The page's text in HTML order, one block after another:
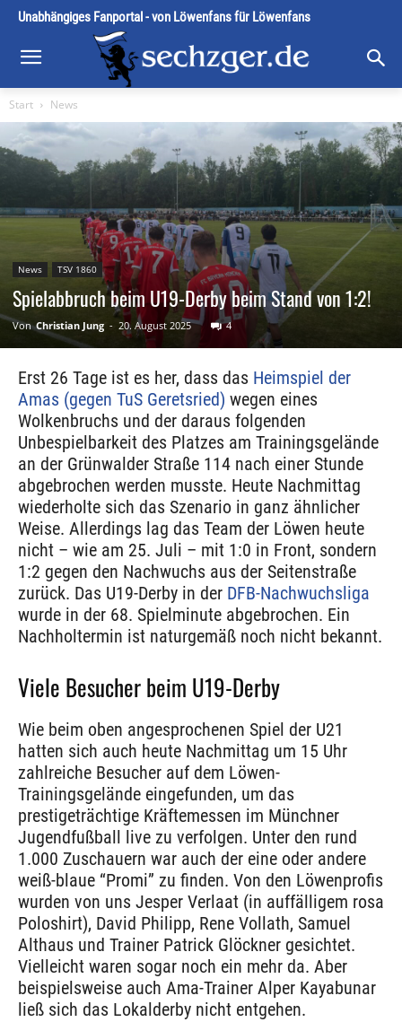
Unabhängiges Fanportal - von Löwenfans für Löwenfans
Start News
News TSV 1860
Spielabbruch beim U19-Derby beim Stand von 1:2!
Von Christian Jung - 20. August 2025 4
Erst 26 Tage ist es her, dass das Heimspiel der
Amas (gegen TuS Geretsried) wegen eines
Wolkenbruchs und der daraus folgenden
Unbespielbarkeit des Platzes am Trainingsgelände
an der Grünwalder Straße 114 nach einer Stunde
abgebrochen werden musste. Heute Nachmittag
wiederholte sich das Szenario in ganz ähnlicher
Weise. Allerdings lag das Team der Löwen heute
nicht – wie am 25. Juli – mit 1:0 in Front, sondern
1:2 gegen den Nachwuchs aus der Seitenstraße
zurück. Das U19-Derby in der DFB-Nachwuchsliga
wurde in der 68. Spielminute abgebrochen. Ein
Nachholtermin ist naturgemäß noch nicht bekannt.
Viele Besucher beim U19-Derby
Wie beim oben angesprochenen Spiel der U21
hatten sich auch heute Nachmittag um 15 Uhr
zahlreiche Besucher auf dem Löwen-
Trainingsgelände eingefunden, um das
prestigeträchtige Kräftemessen im Münchner
Jugendfußball live zu verfolgen. Unter den rund
1.000 Zuschauern war auch der eine oder andere
weiß-blaue “Promi” zu finden. Von den Löwenprofis
wurden von uns Jesper Verlaat (in auffälligem rosa
Poloshirt), David Philipp, Rene Vollath, Samuel
Althaus und Trainer Patrick Glöckner gesichtet.
Vielleicht waren sogar noch ein mehr da. Aber
beispielsweise auch Ama-Trainer Alper Kayabunar
ließ sich das Lokalderby nicht entgehen.